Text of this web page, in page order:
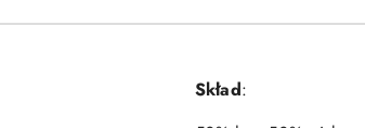
Skład: